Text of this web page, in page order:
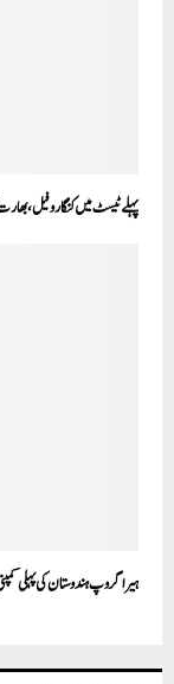
پہلے ٹیسٹ میں کنگارو
ہیرا گروپ ہندوستان کی پہلی